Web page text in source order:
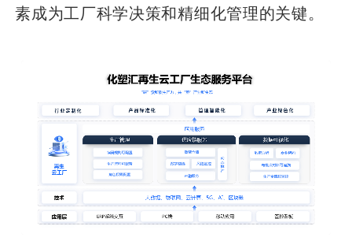
素成为工厂科学决策和精细化管理的关键。